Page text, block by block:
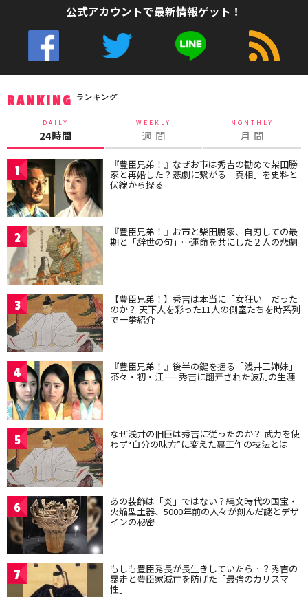
公式アカウントで最新情報ゲット！
RANKING ランキング
DAILY
24時間
WEEKLY
週 間
MONTHLY
月 間
1 『豊臣兄弟！』なぜお市は秀吉の勧めで柴田勝
家と再婚した？悲劇に繋がる「真相」を史料と
伏線から探る
2 『豊臣兄弟！』お市と柴田勝家、自刃しての最
期と「辞世の句」…運命を共にした２人の悲劇
3 【豊臣兄弟！】秀吉は本当に「女狂い」だった
のか？ 天下人を彩った11人の側室たちを時系列
で一挙紹介
4 『豊臣兄弟！』後半の鍵を握る「浅井三姉妹」
茶々・初・江——秀吉に翻弄された波乱の生涯
5 なぜ浅井の旧臣は秀吉に従ったのか？ 武力を使
わず“自分の味方”に変えた裏工作の技法とは
6 あの装飾は「炎」ではない？縄文時代の国宝・
火焔型土器、5000年前の人々が刻んだ謎とデザ
インの秘密
7 もしも豊臣秀長が長生きしていたら…？秀吉の
暴走と豊臣家滅亡を防げた「最強のカリスマ
性」